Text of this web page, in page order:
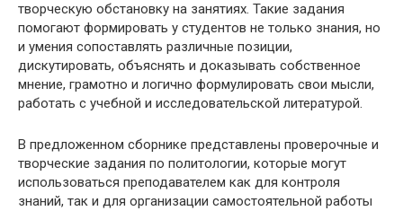
творческую обстановку на занятиях. Такие задания
помогают формировать у студентов не только знания, но
и умения сопоставлять различные позиции,
дискутировать, объяснять и доказывать собственное
мнение, грамотно и логично формулировать свои мысли,
работать с учебной и исследовательской литературой.
В предложенном сборнике представлены проверочные и
творческие задания по политологии, которые могут
использоваться преподавателем как для контроля
знаний, так и для организации самостоятельной работы